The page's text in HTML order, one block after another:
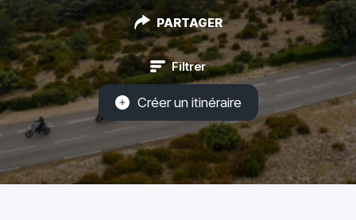
PARTAGER
Filtrer
Créer un itinéraire